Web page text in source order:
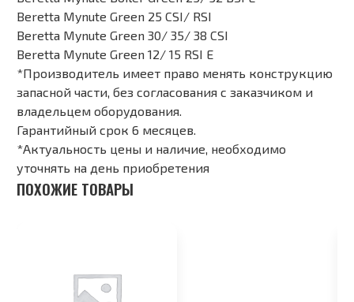
Beretta Mynute Green 25 CSI/ RSI
Beretta Mynute Green 30/ 35/ 38 CSI
Beretta Mynute Green 12/ 15 RSI E
*Производитель имеет право менять конструкцию
запасной части, без согласования с заказчиком и
владельцем оборудования.
Гарантийный срок 6 месяцев.
*Актуальность цены и наличие, необходимо
уточнять на день приобретения
ПОХОЖИЕ ТОВАРЫ